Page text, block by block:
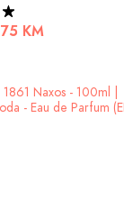
75 KM